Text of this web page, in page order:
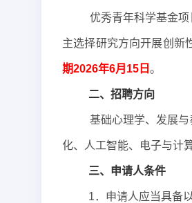
优秀青年科学基金
主选择研究方向开展创新
期2026年6月15日 。
二、招聘方向
基础心理学、发展
化、人工智能、电子与计
三、申请人条件
1．申请人应当具备